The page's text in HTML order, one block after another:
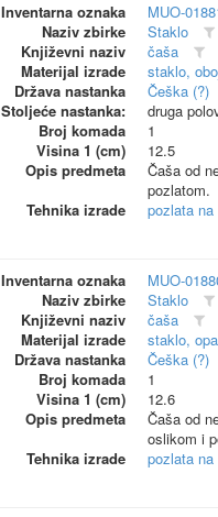
Inventarna oznaka
MUO-
Naziv zbirke
Staklo
Književni naziv
čaša
Materijal izrade
staklo,
Država nastanka
Češka (?)
Stoljeće nastanka:
druga
Broj komada
1
Visina 1 (cm)
12.5
Opis predmeta
Čaša od
pozlatom.
Tehnika izrade
pozlata
Inventarna oznaka
MUO-
Naziv zbirke
Staklo
Književni naziv
čaša
Materijal izrade
staklo,
Država nastanka
Češka (?)
Broj komada
1
Visina 1 (cm)
12.6
Opis predmeta
Čaša od
oslikom i
Tehnika izrade
pozlata